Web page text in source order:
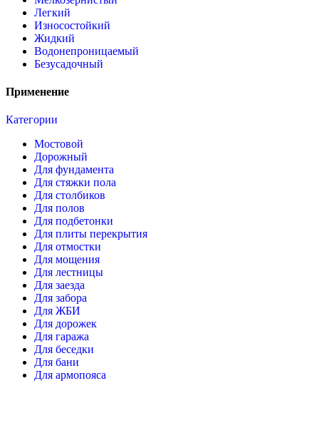
Легкий
Износостойкий
Жидкий
Водонепроницаемый
Безусадочный
Применение
Категории
Мостовой
Дорожный
Для фундамента
Для стяжки пола
Для столбиков
Для полов
Для подбетонки
Для плиты перекрытия
Для отмостки
Для мощения
Для лестницы
Для заезда
Для забора
Для ЖБИ
Для дорожек
Для гаража
Для беседки
Для бани
Для армопояса